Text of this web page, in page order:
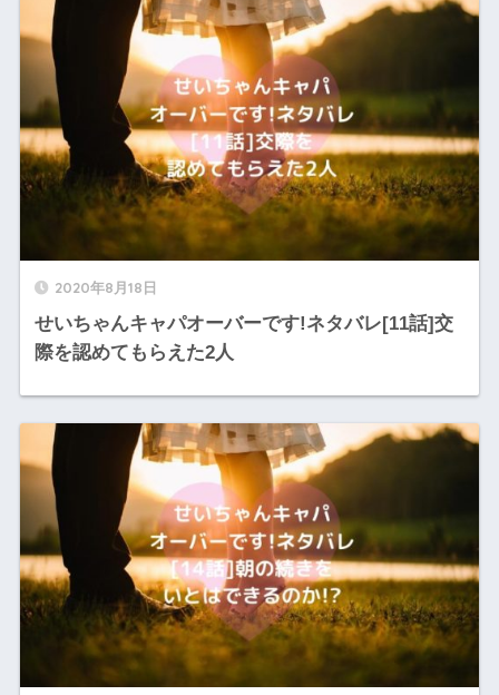
2020年8月18日
せいちゃんキャパオーバーです!ネタバレ[11話]交
際を認めてもらえた2人